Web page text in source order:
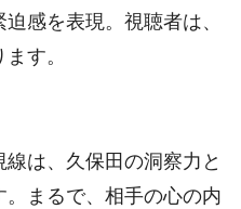
感を表現。視聴者は、
す。
は、久保田の洞察力と
まるで、相手の心の内